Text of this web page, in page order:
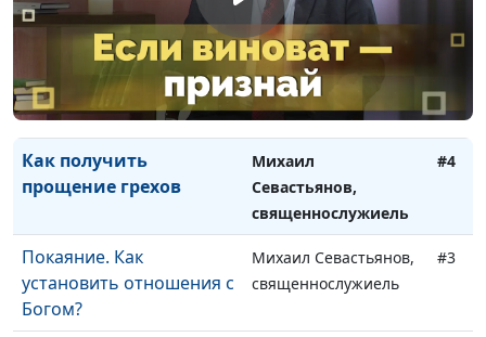
Вера и принятие: мир
без серебра и платы
Михаил Севастьянов,
священнослужиель
Посвящение. Полная
отдача себя Богу
Михаил Севастьянов,
священнослужиель
#5
Как получить
прощение грехов
Михаил
Севастьянов,
священнослужиель
#4
Покаяние. Как
установить отношения с
Богом?
Михаил Севастьянов,
священнослужиель
#3